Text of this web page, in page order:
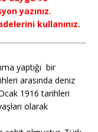
yazınız.
kullanınız.
yaptığı bir
arasında deniz
1916 tarihleri
olarak